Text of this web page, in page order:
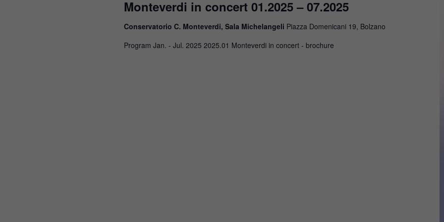
Monteverdi in concert 01.2025 – 07.2025
Conservatorio C. Monteverdi, Sala Michelangeli Piazza Domenicani 19, Bolzano
Program Jan. - Jul. 2025 2025.01 Monteverdi in concert - brochure